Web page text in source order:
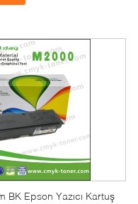
BK Epson Yazıcı Kartuş